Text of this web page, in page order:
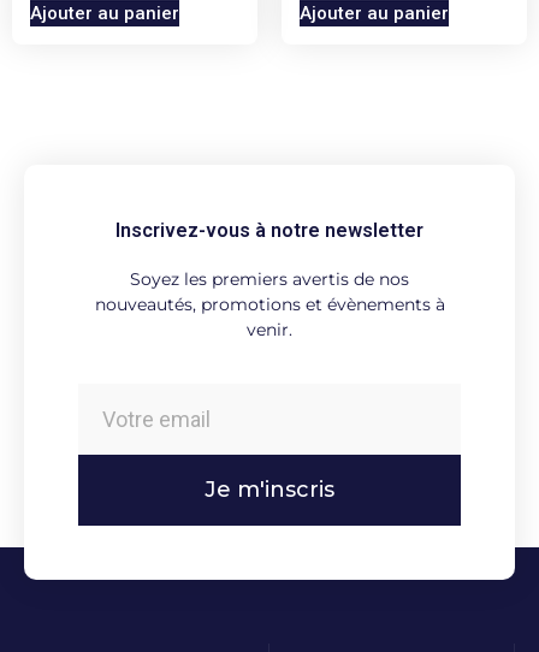
Ajouter au panier Ajouter au panier
Inscrivez-vous à notre newsletter
Soyez les premiers avertis de nos
nouveautés, promotions et évènements à
venir.
Je m'inscris